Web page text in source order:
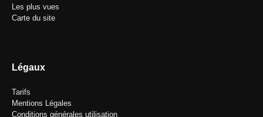
Les plus vues
Carte du site
Légaux
Tarifs
Mentions Légales
Conditions générales utilisation